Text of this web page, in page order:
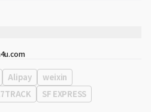
路 513号 3楼 （三成洞， coex)
Alipay
weixin
SF EXPRESS